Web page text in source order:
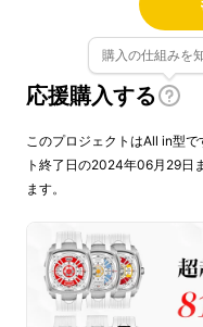
応援購入する
購入の仕組みを
このプロジェクトはAll in型
ト終了日の2024年06月29日
ます。